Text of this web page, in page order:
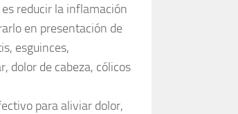
reducir la inflamación
en presentación de
esguinces,
dolor de cabeza, cólicos
para aliviar dolor,